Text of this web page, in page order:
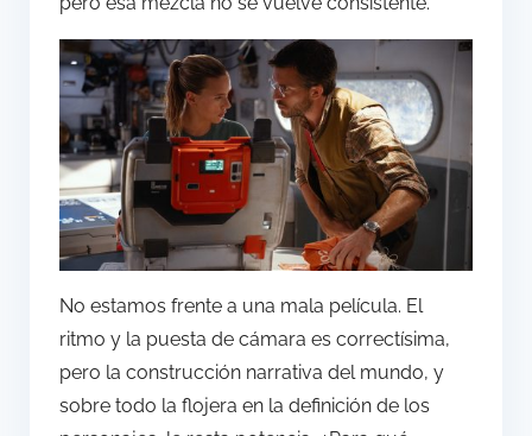
No estamos frente a una mala película. El
ritmo y la puesta de cámara es correctísima,
pero la construcción narrativa del mundo, y
sobre todo la flojera en la definición de los